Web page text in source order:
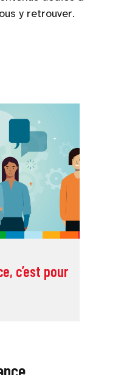
y retrouver.
c’est pour